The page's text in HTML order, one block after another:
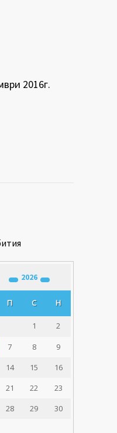
2016г.
2026
П С Н
1
2
7 8
9
14 15
16
21 22
23
28 29
30